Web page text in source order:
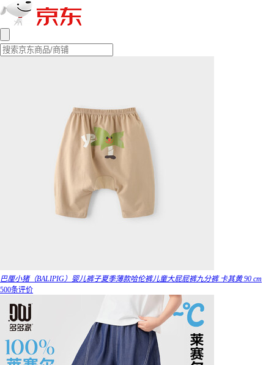
巴厘小猪（BALIPIG）婴儿裤子夏季薄款哈伦裤儿童大屁屁裤九分裤 卡其黄 90 cm
500条评价